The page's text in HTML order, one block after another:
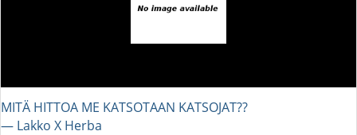
MITÄ HITTOA ME KATSOTAAN KATSOJAT??
― Lakko X Herba